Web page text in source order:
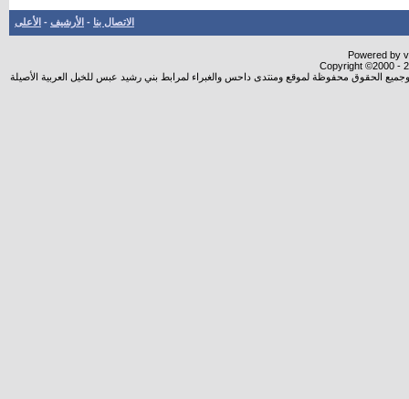
الاتصال بنا - الأرشيف - الأعلى
Powered by
Copyright ©2000 -
الحقوق محفوظة لموقع ومنتدى داحس والغبراء لمرابط بني رشيد عبس للخيل العربية الأصيلة